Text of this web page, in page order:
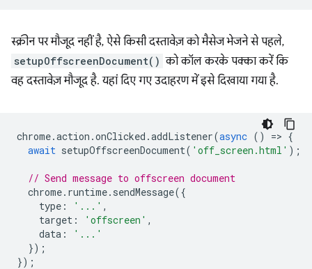
स्क्रीन पर मौजूद नहीं है, ऐसे किसी दस्तावेज़ को मैसेज भेजने से पहले,
setupOffscreenDocument() को कॉल करके पक्का करें कि
वह दस्तावेज़ मौजूद है. यहां दिए गए उदाहरण में इसे दिखाया गया है.
chrome.action .onClicked .addListener(async () => {
await setupOffscreenDocument( 'off_screen.html' );
// Send message to offscreen document
chrome. runtime. sendMessage({
type : '...' ,
target : 'offscreen' ,
data :
'...'
});
});